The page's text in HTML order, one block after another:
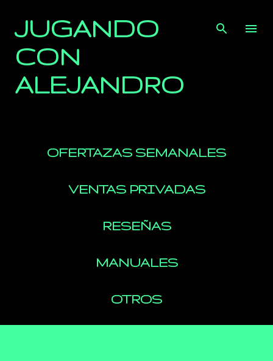
JUGANDO
CON
ALEJANDRO
OFERTAZAS SEMANALES
VENTAS PRIVADAS
RESEÑAS
MANUALES
OTROS